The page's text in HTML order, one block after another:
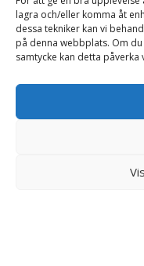
lagra och/eller komma åt
dessa tekniker kan vi
på denna webbplats. Om
samtycke kan detta påverka
Det finns inga
Bli först med att
Turkey &
Våtfoder till
Carnilove”
Din e-postadress